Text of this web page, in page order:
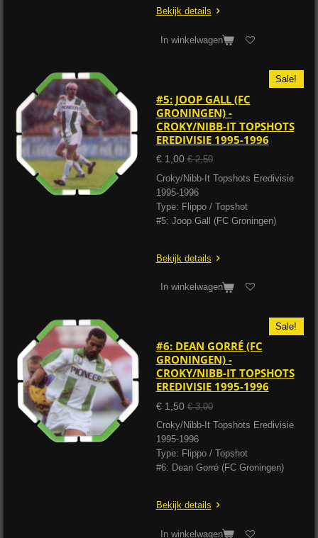
Bekijk details
In winkelwagen
Sale!
#5: JOOP GALL (FC
GRONINGEN) -
CROKY/NIBB-IT TOPSHOTS
EREDIVISIE 1995-1996
€ 1,00 € 2,50
Croky/Nibb-It Topshots Eredivisie
1995-1996
Type: Flippo / Topshot
#5: Joop Gall (FC Groningen)
Bekijk details
In winkelwagen
Sale!
#6: DEAN GORRÉ (FC
GRONINGEN) -
CROKY/NIBB-IT TOPSHOTS
EREDIVISIE 1995-1996
€ 1,50 € 3,00
Croky/Nibb-It Topshots Eredivisie
1995-1996
Type: Flippo / Topshot
#6: Dean Gorré (FC Groningen)
Bekijk details
In winkelwagen